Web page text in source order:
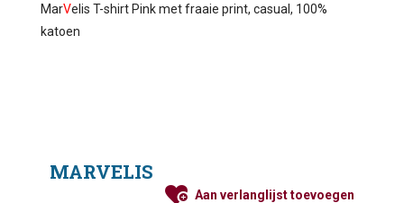
MarVelis T-shirt Pink met fraaie print, casual, 100%
katoen
MARVELIS
Aan verlanglijst toevoegen